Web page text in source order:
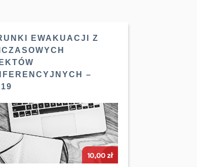
EWAKUACJI Z
–
10,00zł